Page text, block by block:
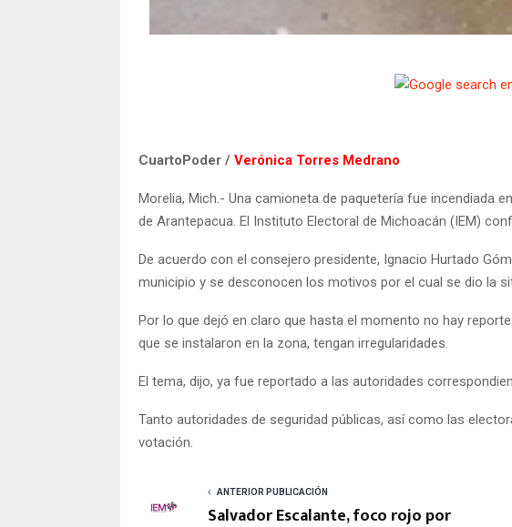
CuartoPoder / Verónica Torres Medrano
Morelia, Mich.- Una camioneta de paquetería fue incendiada
de Arantepacua. El Instituto Electoral de Michoacán (IEM)
De acuerdo con el consejero presidente, Ignacio Hurtado
municipio y se desconocen los motivos por el cual se dio la
Por lo que dejó en claro que hasta el momento no hay
que se instalaron en la zona, tengan irregularidades.
El tema, dijo, ya fue reportado a las autoridades
Tanto autoridades de seguridad públicas, así como las
votación.
ANTERIOR PUBLICACIÓN
Salvador Escalante, foco rojo por